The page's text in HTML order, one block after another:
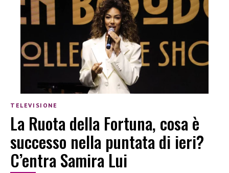
TELEVISIONE
La Ruota della Fortuna, cosa è
successo nella puntata di ieri?
C’entra Samira Lui